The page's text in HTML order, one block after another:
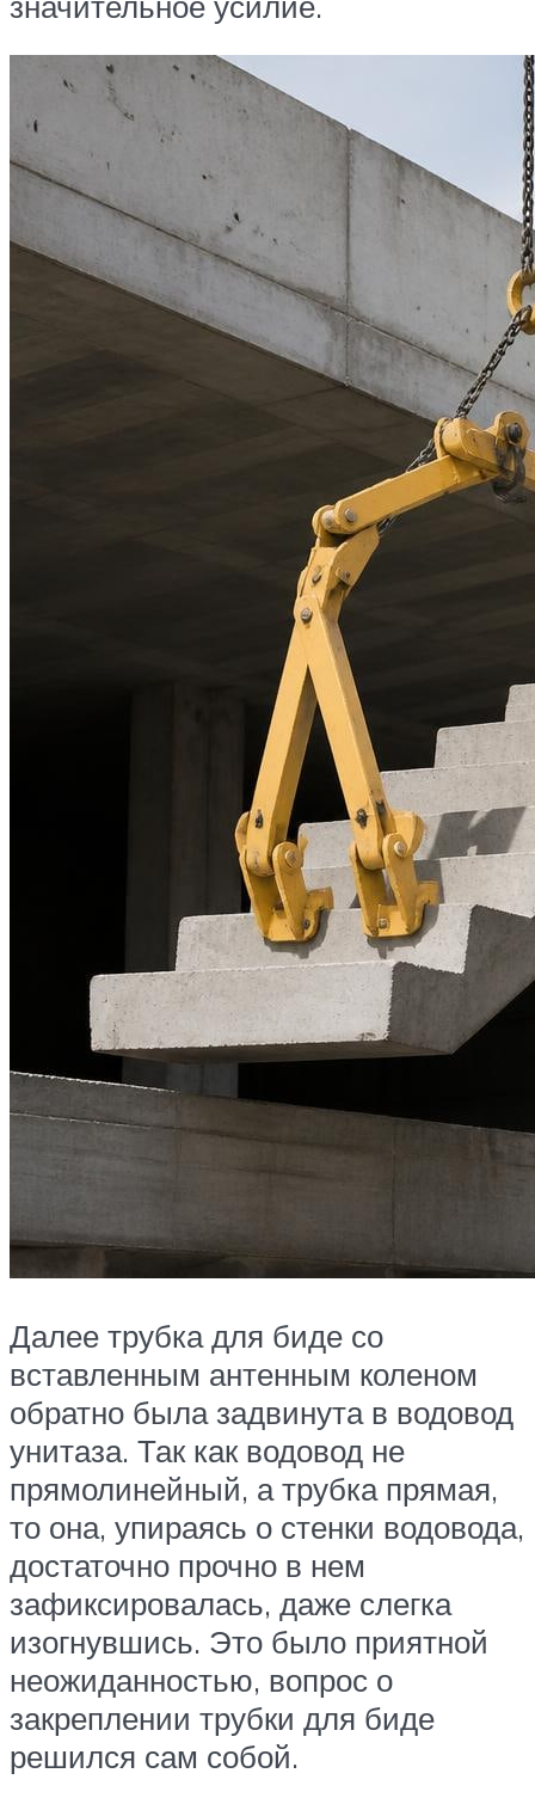
Далее трубка для биде со
вставленным антенным коленом
обратно была задвинута в водовод
унитаза. Так как водовод не
прямолинейный, а трубка прямая,
то она, упираясь о стенки водовода,
достаточно прочно в нем
зафиксировалась, даже слегка
изогнувшись. Это было приятной
неожиданностью, вопрос о
закреплении трубки для биде
решился сам собой.